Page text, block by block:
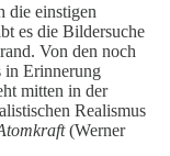
die einstigen
es die Bildersuche
Von den noch
in Erinnerung
mitten in der
Realismus
(Werner